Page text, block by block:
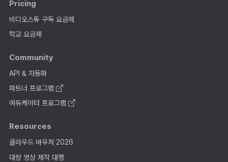
Pricing
비디오스튜 구독 요금제
학교 요금제
Community
API & 자동화
파트너 프로그램
에듀케이터 프로그램
Resources
클라우드 바우처 2026
대량 영상 제작 대행